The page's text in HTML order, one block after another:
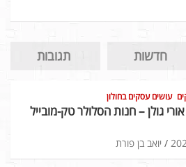
חדשות תגובות
עושים עסקים בחולון
גולן – חנות הסלולר טק-מובייל
יואב בן פורת